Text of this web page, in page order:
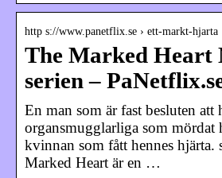
http s://www.panetflix.se › ett-markt-hjarta
The Marked Heart
serien –
En man som är fast besluten att
organsmugglarliga som mördat
kvinnan som fått hennes hjärta.
Marked Heart är en …